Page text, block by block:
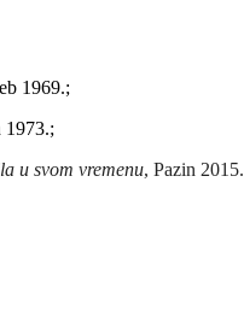
1969.;
1973.;
u svom vremenu, Pazin 2015.